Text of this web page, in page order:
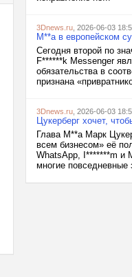
3Dnews.ru , 2026-06-03
M**a в европейском
Сегодня второй по
F******k Messenger
обязательства в
признана
3Dnews.ru , 2026-06-03
Цукерберг хочет,
Глава M**a Марк
всем бизнесом» её
WhatsApp, I*******m и
многие повседневные